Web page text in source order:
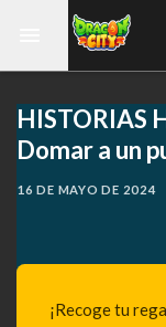
HISTORIAS
Domar a un
16 DE MAYO DE 2024
¡Recoge tu